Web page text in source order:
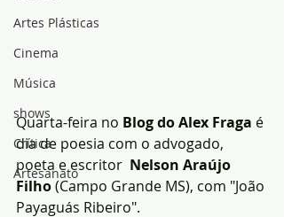
Artes Plásticas
Cinema
Música
shows
Crítica
Artesanato
Quarta-feira no Blog do Alex Fraga é
dia de poesia com o advogado,
poeta e escritor Nelson Araújo
Filho (Campo Grande MS), com "João
Payaguás Ribeiro".